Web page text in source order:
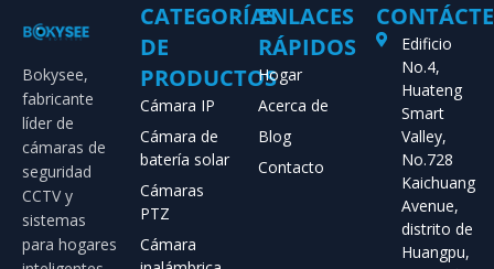
Bokysee,
fabricante
líder de
cámaras de
seguridad
CCTV y
sistemas
para hogares
CATEGORÍAS
DE
PRODUCTOS
Cámara IP
Cámara de
batería solar
Cámaras
PTZ
Cámara
ENLACES
RÁPIDOS
Hogar
Acerca de
Blog
Contacto
Edificio
No.4,
Huateng
Smart
Valley,
No.728
Kaichuang
Avenue,
distrito de
Huangpu,